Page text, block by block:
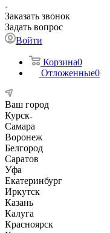
Заказать звонок
Задать вопрос
Войти
Корзина0
Отложенные0
Ваш город
Курск
Самара
Воронеж
Белгород
Саратов
Уфа
Екатеринбург
Иркутск
Казань
Калуга
Красноярск